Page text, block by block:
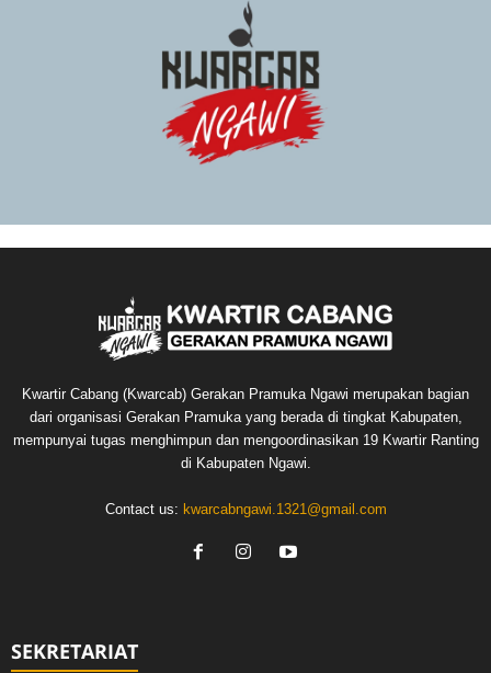
Kwartir Cabang (Kwarcab) Gerakan Pramuka Ngawi merupakan bagian
dari organisasi Gerakan Pramuka yang berada di tingkat Kabupaten,
mempunyai tugas menghimpun dan mengoordinasikan 19 Kwartir Ranting
di Kabupaten Ngawi.
Contact us: kwarcabngawi.1321@gmail.com
SEKRETARIAT